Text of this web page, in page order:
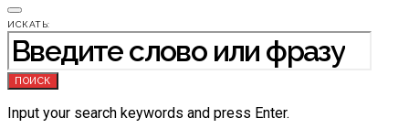
ИСКАТЬ:
ПОИСК
Input your search keywords and press Enter.